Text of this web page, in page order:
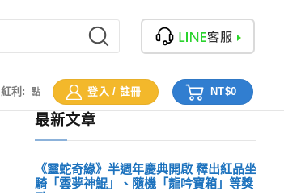
紅利: 點 登入 / 註冊 NT$0
最新文章
《靈蛇奇緣》半週年慶典開啟 釋出紅品坐
騎「雲夢神鯤」、隨機「龍吟寶箱」等獎